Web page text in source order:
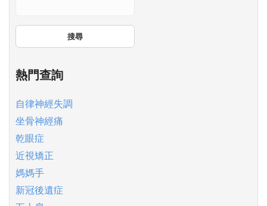
搜尋
熱門查詢
自律神經失調
坐骨神經痛
乾眼症
近視矯正
媽媽手
新冠後遺症